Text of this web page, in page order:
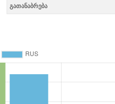
გათანაბრება